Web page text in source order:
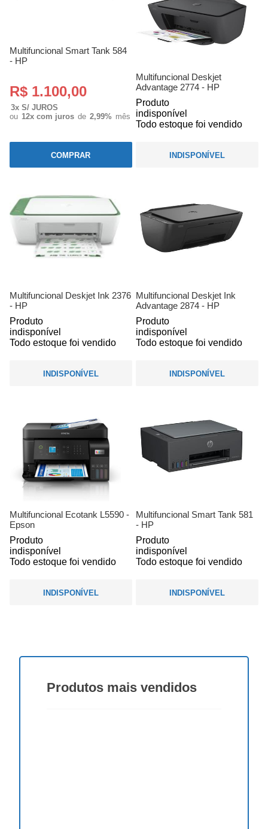
Multifuncional Smart Tank 584
- HP
R$ 1.100,00
3x S/ JUROS
ou 12x com juros de 2,99% mês
COMPRAR
Multifuncional Deskjet
Advantage 2774 - HP
Produto
indisponível
Todo estoque foi vendido
INDISPONÍVEL
Multifuncional Deskjet Ink 2376
- HP
Produto
indisponível
Todo estoque foi vendido
INDISPONÍVEL
Multifuncional Deskjet Ink
Advantage 2874 - HP
Produto
indisponível
Todo estoque foi vendido
INDISPONÍVEL
Multifuncional Ecotank L5590 -
Epson
Produto
indisponível
Todo estoque foi vendido
INDISPONÍVEL
Multifuncional Smart Tank 581
- HP
Produto
indisponível
Todo estoque foi vendido
INDISPONÍVEL
Produtos mais vendidos